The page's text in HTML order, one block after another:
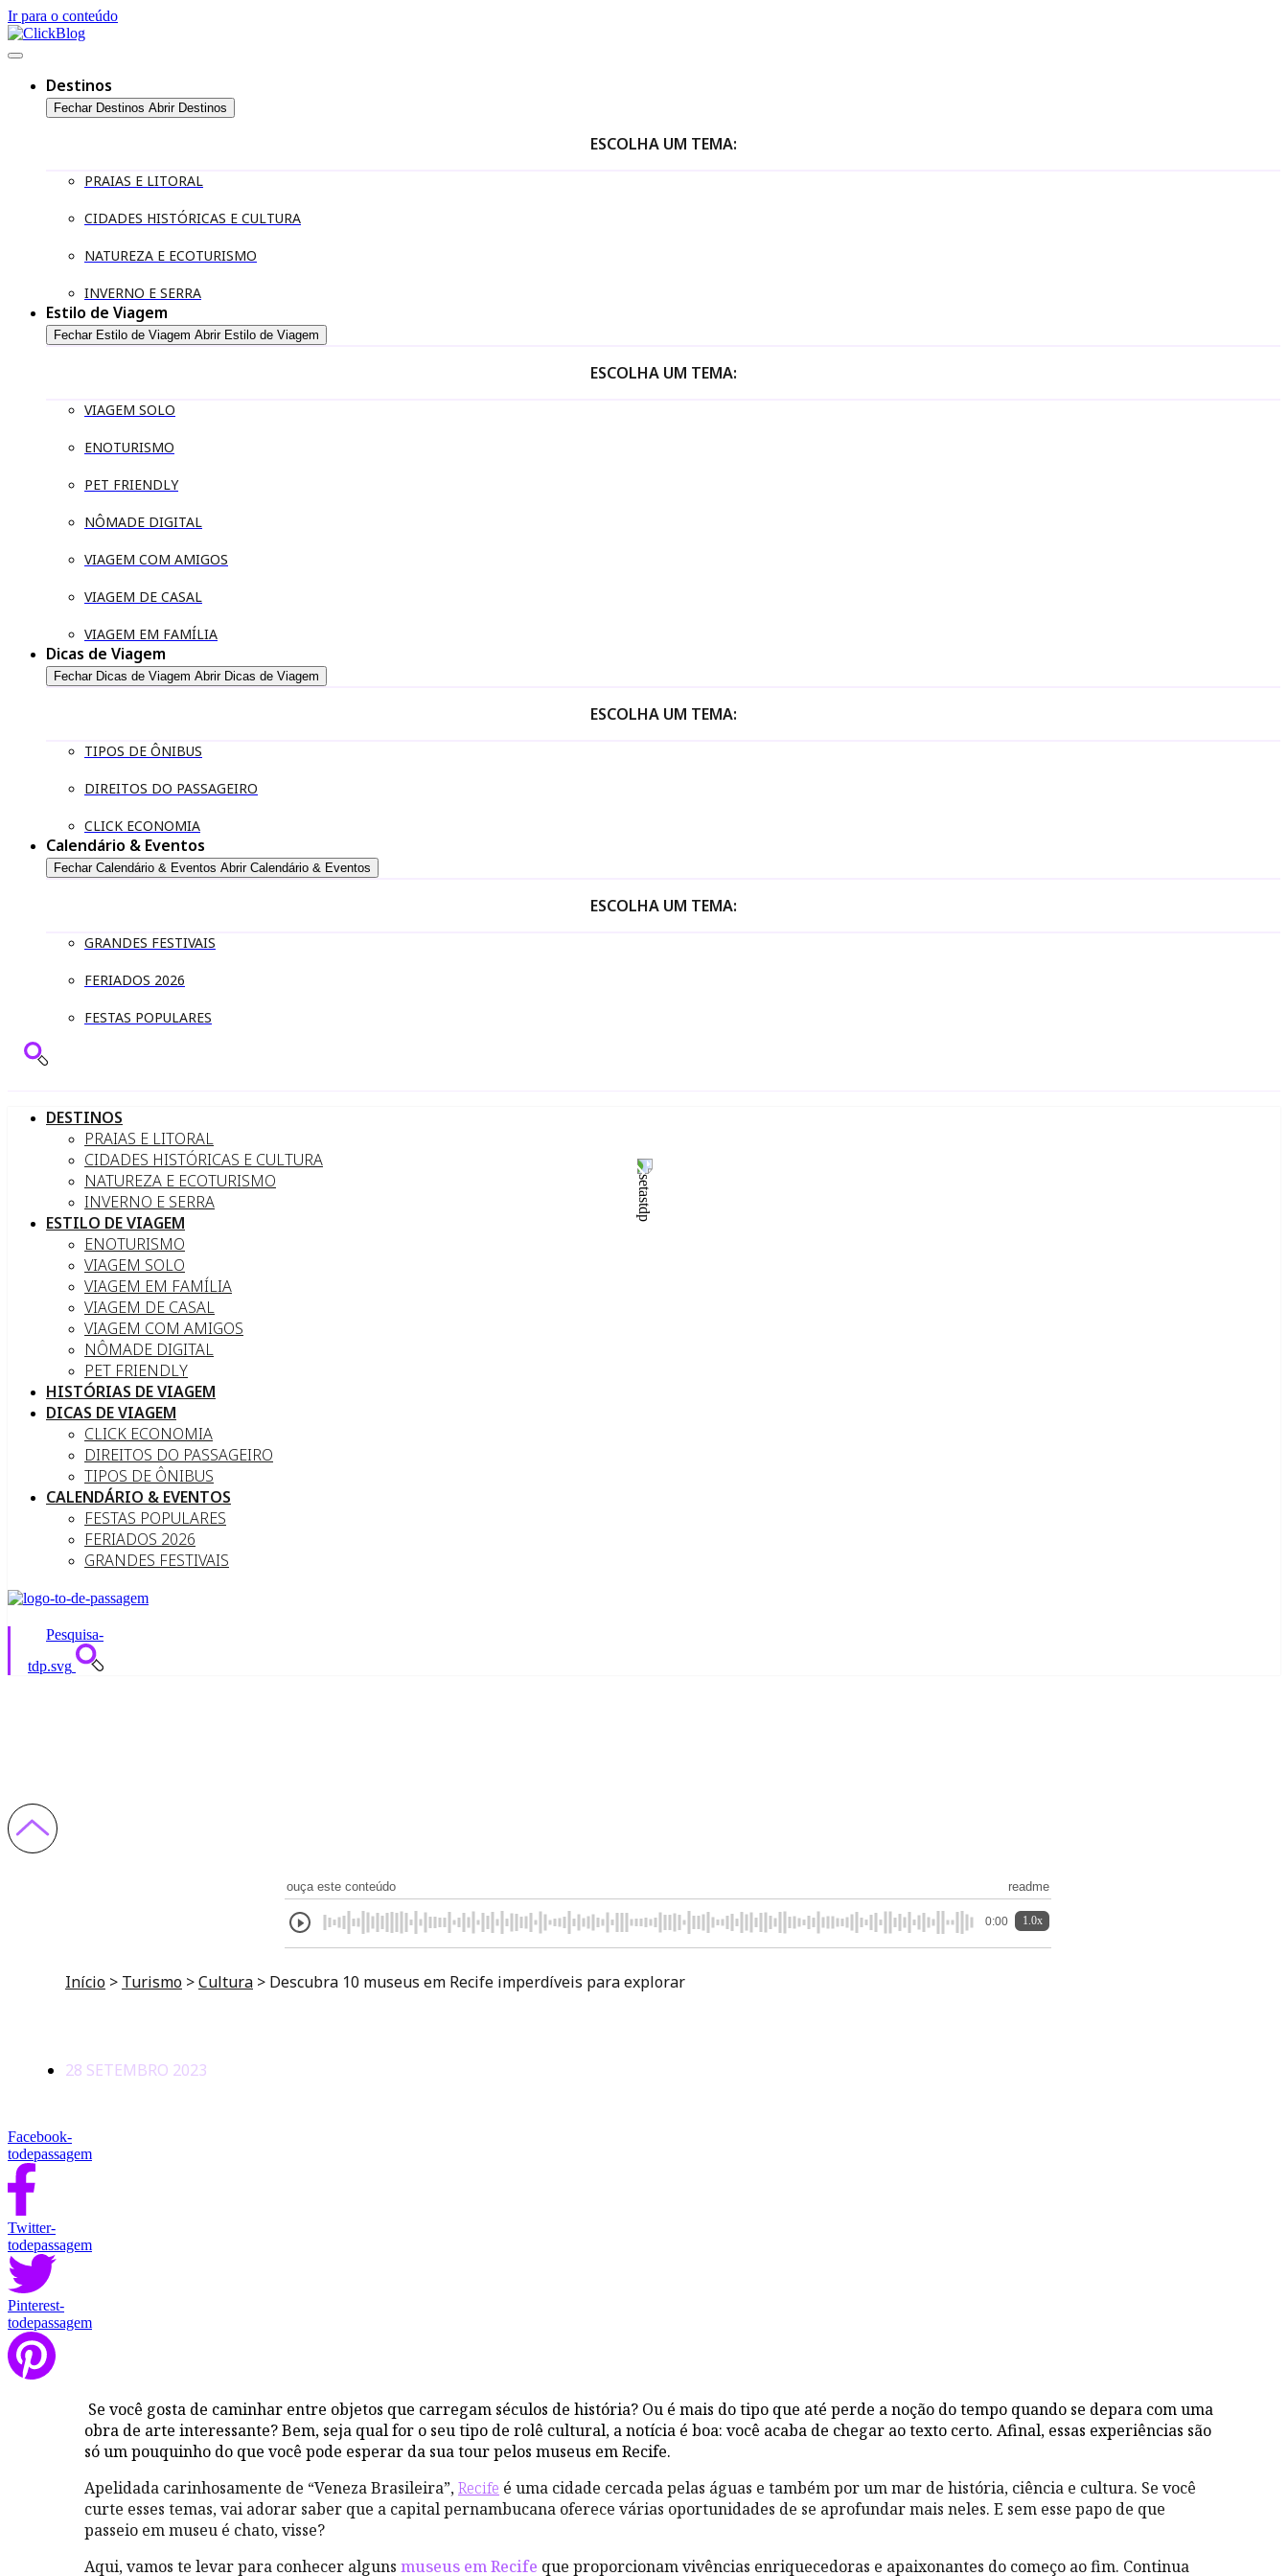
Ir para o conteúdo
Destinos
Fechar Destinos Abrir Destinos
ESCOLHA UM TEMA:
PRAIAS E LITORAL
CIDADES HISTÓRICAS E CULTURA
NATUREZA E ECOTURISMO
INVERNO E SERRA
Estilo de Viagem
Fechar Estilo de Viagem Abrir Estilo de Viagem
ESCOLHA UM TEMA:
VIAGEM SOLO
ENOTURISMO
PET FRIENDLY
NÔMADE DIGITAL
VIAGEM COM AMIGOS
VIAGEM DE CASAL
VIAGEM EM FAMÍLIA
Dicas de Viagem
Fechar Dicas de Viagem Abrir Dicas de Viagem
ESCOLHA UM TEMA:
TIPOS DE ÔNIBUS
DIREITOS DO PASSAGEIRO
CLICK ECONOMIA
Calendário & Eventos
Fechar Calendário & Eventos Abrir Calendário & Eventos
ESCOLHA UM TEMA:
GRANDES FESTIVAIS
FERIADOS 2026
FESTAS POPULARES
DESTINOS
PRAIAS E LITORAL
CIDADES HISTÓRICAS E CULTURA
NATUREZA E ECOTURISMO
INVERNO E SERRA
ESTILO DE VIAGEM
ENOTURISMO
VIAGEM SOLO
VIAGEM EM FAMÍLIA
VIAGEM DE CASAL
VIAGEM COM AMIGOS
NÔMADE DIGITAL
PET FRIENDLY
HISTÓRIAS DE VIAGEM
DICAS DE VIAGEM
CLICK ECONOMIA
DIREITOS DO PASSAGEIRO
TIPOS DE ÔNIBUS
CALENDÁRIO & EVENTOS
FESTAS POPULARES
FERIADOS 2026
GRANDES FESTIVAIS
Pesquisa-
tdp.svg
ouça este conteúdo readme
0:00 1.0x
Início > Turismo >Cultura > Descubra 10 museus em Recife imperdíveis para explorar
28 SETEMBRO 2023
Facebook-
todepassagem
Twitter-
todepassagem
Pinterest-
todepassagem
Se você gosta de caminhar entre objetos que carregam séculos de história? Ou é mais do tipo que até perde a noção do tempo quando se depara com uma
obra de arte interessante? Bem, seja qual for o seu tipo de rolê cultural, a notícia é boa: você acaba de chegar ao texto certo. Afinal, essas experiências são
só um pouquinho do que você pode esperar da sua tour pelos museus em Recife.
Apelidada carinhosamente de “Veneza Brasileira”,Recife é uma cidade cercada pelas águas e também por um mar de história, ciência e cultura. Se você
curte esses temas, vai adorar saber que a capital pernambucana oferece várias oportunidades de se aprofundar mais neles. E sem esse papo de que
passeio em museu é chato, visse?
Aqui, vamos te levar para conhecer alguns museus em Recife que proporcionam vivências enriquecedoras e apaixonantes do começo ao fim. Continua